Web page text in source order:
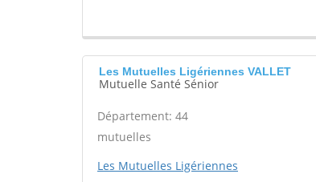
Les Mutuelles Ligériennes VALLET
Mutuelle Santé Sénior
Département: 44
mutuelles
Les Mutuelles Ligériennes